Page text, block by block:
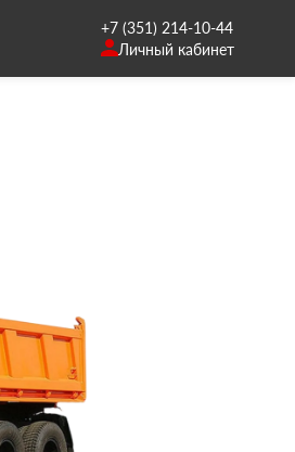
+7 (351) 214-10-44
Личный кабинет